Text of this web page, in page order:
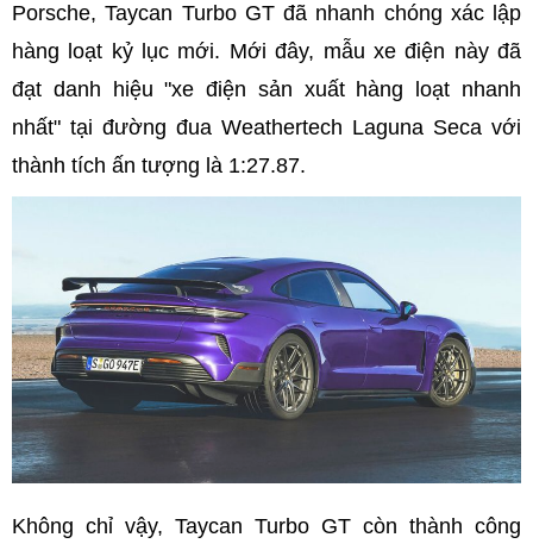
Porsche, Taycan Turbo GT đã nhanh chóng xác lập
hàng loạt kỷ lục mới. Mới đây, mẫu xe điện này đã
đạt danh hiệu "xe điện sản xuất hàng loạt nhanh
nhất" tại đường đua Weathertech Laguna Seca với
thành tích ấn tượng là 1:27.87.
Không chỉ vậy, Taycan Turbo GT còn thành công